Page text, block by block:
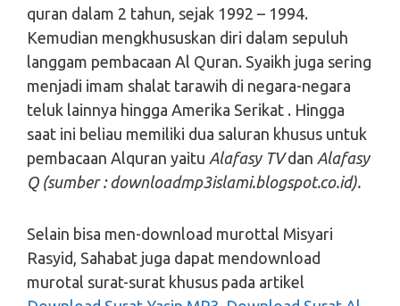
quran dalam 2 tahun, sejak 1992 – 1994.
Kemudian mengkhususkan diri dalam sepuluh
langgam pembacaan Al Quran. Syaikh juga sering
menjadi imam shalat tarawih di negara-negara
teluk lainnya hingga Amerika Serikat . Hingga
saat ini beliau memiliki dua saluran khusus untuk
pembacaan Alquran yaitu Alafasy TVdan Alafasy
Q (sumber : downloadmp3islami.blogspot.co.id).
Selain bisa men-download murottal Misyari
Rasyid, Sahabat juga dapat mendownload
murotal surat-surat khusus pada artikel